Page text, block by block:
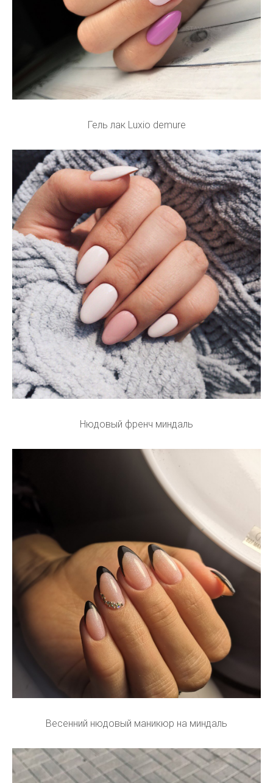
Гель лак Luxio demure
Нюдовый френч миндаль
Весенний нюдовый маникюр на миндаль